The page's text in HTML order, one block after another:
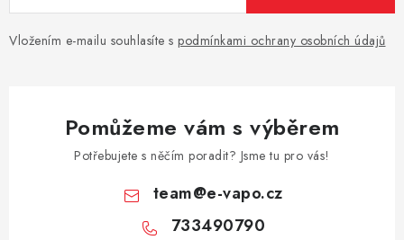
Vložením e-mailu souhlasíte s podmínkami ochrany osobních údajů
Pomůžeme vám s výběrem
Potřebujete s něčím poradit? Jsme tu pro vás!
team@e-vapo.cz
733490790